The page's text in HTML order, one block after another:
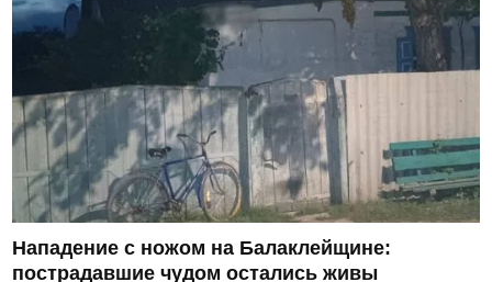
Нападение с ножом на Балаклейщине:
пострадавшие чудом остались живы